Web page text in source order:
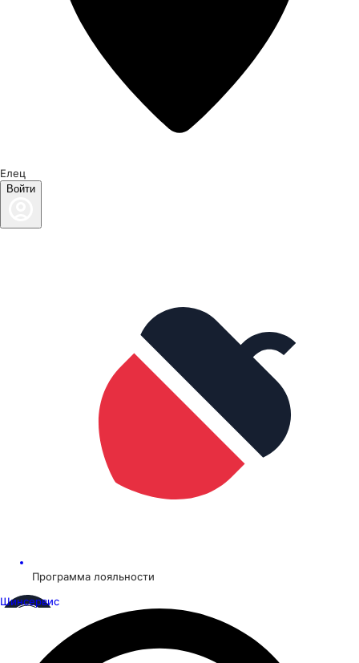
Елец
Войти
Программа лояльности
Шинсервис